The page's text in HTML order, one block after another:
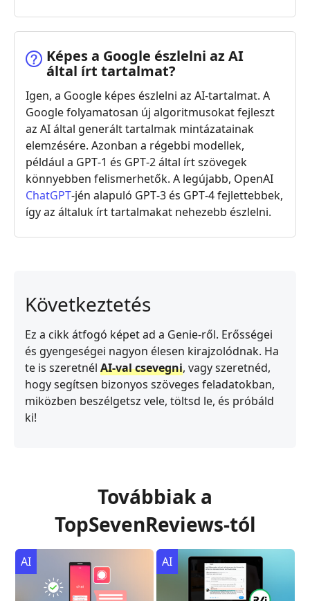
Képes a Google észlelni az AI
által írt tartalmat?
Igen, a Google képes észlelni az AI‑tartalmat. A
Google folyamatosan új algoritmusokat fejleszt
az AI által generált tartalmak mintázatainak
elemzésére. Azonban a régebbi modellek,
például a GPT‑1 és GPT‑2 által írt szövegek
könnyebben felismerhetők. A legújabb, OpenAI
ChatGPT‑jén alapuló GPT‑3 és GPT‑4 fejlettebbek,
így az általuk írt tartalmakat nehezebb észlelni.
Következtetés
Ez a cikk átfogó képet ad a Genie‑ről. Erősségei
és gyengeségei nagyon élesen kirajzolódnak. Ha
te is szeretnél AI‑val csevegni, vagy szeretnéd,
hogy segítsen bizonyos szöveges feladatokban,
miközben beszélgetsz vele, töltsd le, és próbáld
ki!
Továbbiak a
TopSevenReviews-tól
AI AI